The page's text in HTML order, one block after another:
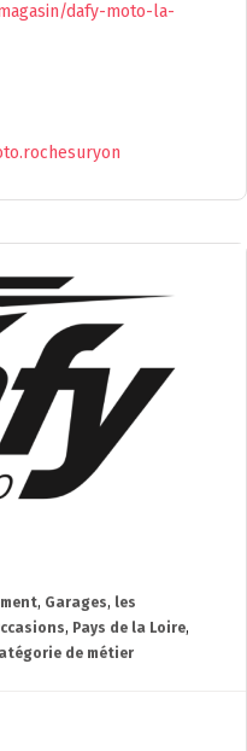
dafy-moto-la-
, Garages, les
, Pays de la Loire,
de métier